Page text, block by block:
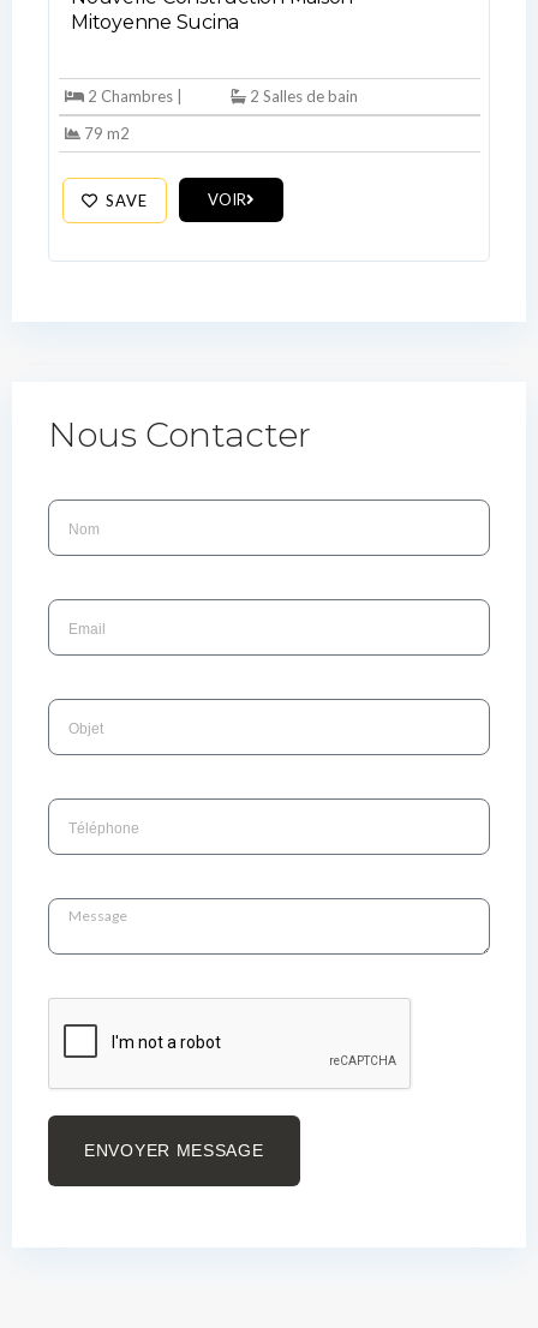
Mitoyenne Sucina
2 Chambres |
2 Salles de bain
79 m2
SAVE VOIR
Nous Contacter
ENVOYER MESSAGE